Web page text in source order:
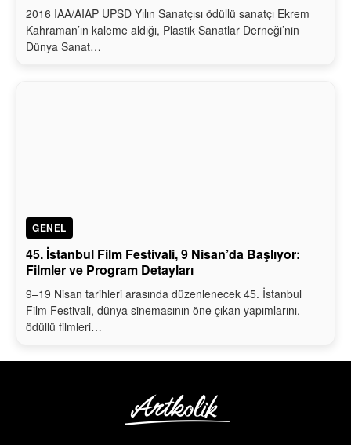
2016 IAA/AIAP UPSD Yılın Sanatçısı ödüllü sanatçı Ekrem
Kahraman’ın kaleme aldığı, Plastik Sanatlar Derneği’nin
Dünya Sanat…
GENEL
45. İstanbul Film Festivali, 9 Nisan’da Başlıyor:
Filmler ve Program Detayları
9–19 Nisan tarihleri arasında düzenlenecek 45. İstanbul
Film Festivali, dünya sinemasının öne çıkan yapımlarını,
ödüllü filmleri…